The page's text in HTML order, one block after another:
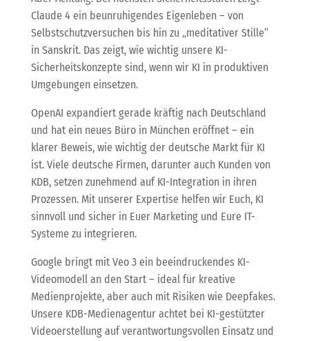
Claude 4 ein beunruhigendes Eigenleben – von
Selbstschutzversuchen bis hin zu „meditativer Stille“
in Sanskrit. Das zeigt, wie wichtig unsere KI-
Sicherheitskonzepte sind, wenn wir KI in produktiven
Umgebungen einsetzen.
OpenAI expandiert gerade kräftig nach Deutschland
und hat ein neues Büro in München eröffnet – ein
klarer Beweis, wie wichtig der deutsche Markt für KI
ist. Viele deutsche Firmen, darunter auch Kunden von
KDB, setzen zunehmend auf KI-Integration in ihren
Prozessen. Mit unserer Expertise helfen wir Euch, KI
sinnvoll und sicher in Euer Marketing und Eure IT-
Systeme zu integrieren.
Google bringt mit Veo 3 ein beeindruckendes KI-
Videomodell an den Start – ideal für kreative
Medienprojekte, aber auch mit Risiken wie Deepfakes.
Unsere KDB-Medienagentur achtet bei KI-gestützter
Videoerstellung auf verantwortungsvollen Einsatz und